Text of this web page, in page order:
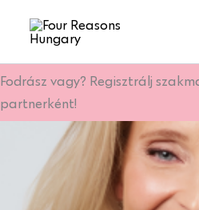
Fodrász vagy? Regisztrálj
partnerként!